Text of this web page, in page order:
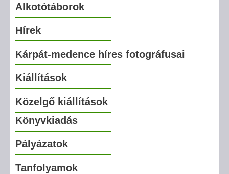
Alkotótáborok
Hírek
Kárpát-medence híres fotográfusai
Kiállítások
Közelgő kiállítások
Könyvkiadás
Pályázatok
Tanfolyamok